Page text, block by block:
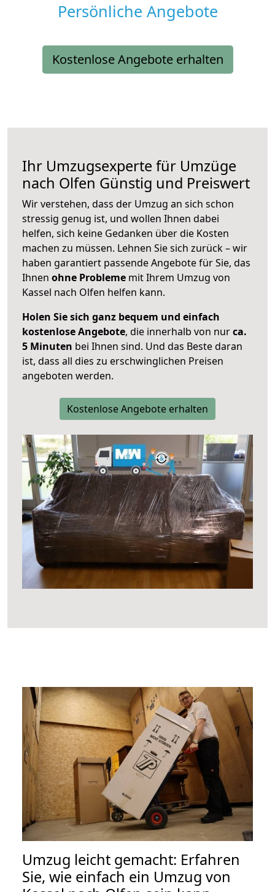
Persönliche Angebote
Kostenlose Angebote erhalten
Ihr Umzugsexperte für Umzüge
nach Olfen Günstig und Preiswert
Wir verstehen, dass der Umzug an sich schon
stressig genug ist, und wollen Ihnen dabei
helfen, sich keine Gedanken über die Kosten
machen zu müssen. Lehnen Sie sich zurück – wir
haben garantiert passende Angebote für Sie, das
Ihnen ohne Probleme mit Ihrem Umzug von
Kassel nach Olfen helfen kann.
Holen Sie sich ganz bequem und einfach
kostenlose Angebote, die innerhalb von nurca.
5 Minuten bei Ihnen sind. Und das Beste daran
ist, dass all dies zu erschwinglichen Preisen
angeboten werden.
Kostenlose Angebote erhalten
Umzug leicht gemacht: Erfahren
Sie, wie einfach ein Umzug von